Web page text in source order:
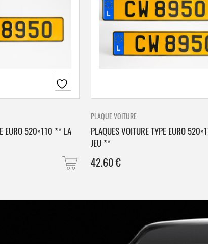
EURO 520×110 ** LA
PLAQUE VOITURE
PLAQUES VOITURE TYPE EURO
JEU **
42.60€